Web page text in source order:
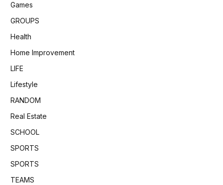
Games
GROUPS
Health
Home Improvement
LIFE
Lifestyle
RANDOM
Real Estate
SCHOOL
SPORTS
SPORTS
TEAMS